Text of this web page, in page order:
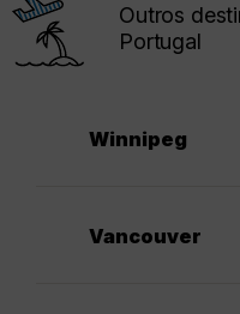
Outros
Portugal
Winnipeg
Vancouver